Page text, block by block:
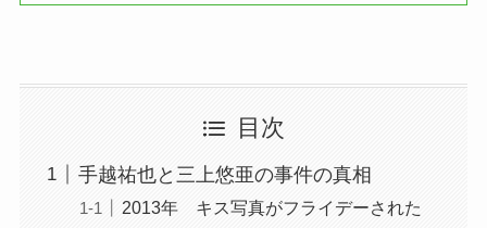
目次
手越祐也と三上悠亜の事件の真相
2013年 キス写真がフライデーされた